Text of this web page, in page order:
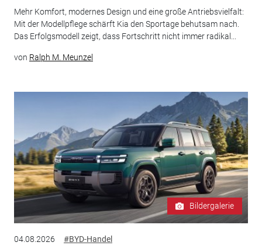
Mehr Komfort, modernes Design und eine große Antriebsvielfalt:
Mit der Modellpflege schärft Kia den Sportage behutsam nach.
Das Erfolgsmodell zeigt, dass Fortschritt nicht immer radikal...
von Ralph M. Meunzel
Bildergalerie
04.08.2026 #BYD-Handel